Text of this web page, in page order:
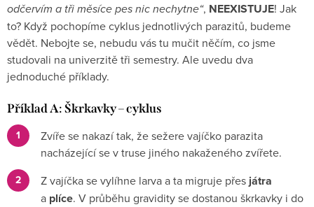
odčervím a tři měsíce pes nic nechytne“, NEEXISTUJE! Jak
to? Když pochopíme cyklus jednotlivých parazitů, budeme
vědět. Nebojte se, nebudu vás tu mučit něčím, co jsme
studovali na univerzitě tři semestry. Ale uvedu dva
jednoduché příklady.
Příklad A: Škrkavky – cyklus
Zvíře se nakazí tak, že sežere vajíčko parazita
nacházející se v truse jiného nakaženého zvířete.
Z vajíčka se vylíhne larva a ta migruje přesjátra
a plíce. V průběhu gravidity se dostanou škrkavky i do